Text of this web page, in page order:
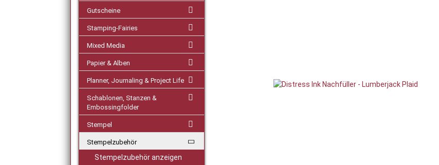
Gutscheine
Stamping-Fairies
Mixed Media
Papier & Alben
Planner, Journaling & Project Life
Schablonen, Stanzen &
Embossingfolder
Stempel
Stempelzubehör
Stempelzubehör anzeigen